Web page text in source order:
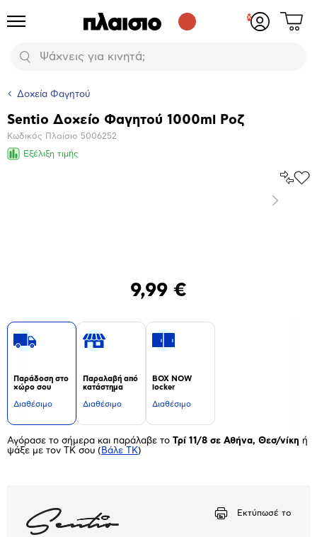
Προϊόντα
Αναζήτηση
Δες
Δοχεία Φαγητού
Βασικά
χαρακτηριστικά
Sentio Δοχείο Φαγητού 1000ml Ροζ
Κωδικός Πλαίσιο 5006252
Εξέλιξη τιμής
Επόμενο
9,99 €
Παράδοση στο
χώρο σου
Διαθέσιμο
Παραλαβή από
κατάστημα
Διαθέσιμο
BOX NOW
locker
Διαθέσιμο
Αγόρασε το σήμερα και παράλαβε το Τρί 11/8 σε Αθήνα, Θεσ/νίκη ή
ψάξε με τον ΤΚ σου ( Βάλε ΤΚ)
Εκτύπωσέ το